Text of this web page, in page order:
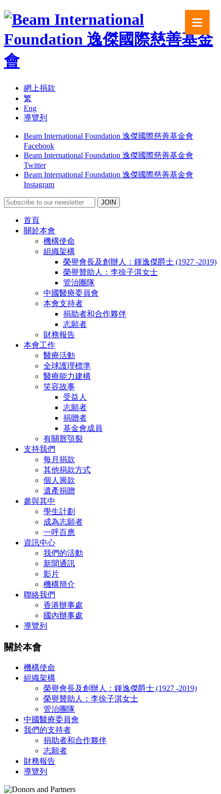
網上捐款
繁
Eng
導覽列
Beam International Foundation 逸傑國際慈善基金會
Facebook
Beam International Foundation 逸傑國際慈善基金會
Twitter
Beam International Foundation 逸傑國際慈善基金會
Instagram
首頁
關於本會
機構使命
組織架構
榮譽會長及創辦人：鍾逸傑爵士 (1927 -2019)
榮譽贊助人：李徐子淇女士
管治團隊
中國醫療委員會
本會支持者
捐助者和合作夥伴
志願者
財務報告
本會工作
醫療活動
全球護理標準
醫療能力建構
笑容故事
受益人
志願者
捐贈者
基金會成員
有關唇顎裂
支持我們
每月捐款
其他捐款方式
個人籌款
遺產捐贈
參與其中
學生計劃
成為志願者
一呼百應
資訊中心
我們的活動
新聞通訊
影片
機構簡介
聯絡我們
香港辦事處
國內辦事處
導覽列
關於本會
機構使命
組織架構
榮譽會長及創辦人：鍾逸傑爵士 (1927 -2019)
榮譽贊助人：李徐子淇女士
管治團隊
中國醫療委員會
我們的支持者
捐助者和合作夥伴
志願者
財務報告
導覽列